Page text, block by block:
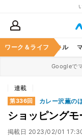
ワーク＆ライフ
ア ビジネススキル
Googleで
連載
第336回 カレー沢薫の
ショッピングモ
掲載日 2023/02/01